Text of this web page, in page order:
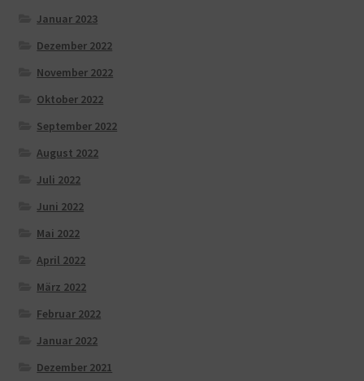
Januar 2023
Dezember 2022
November 2022
Oktober 2022
September 2022
August 2022
Juli 2022
Juni 2022
Mai 2022
April 2022
März 2022
Februar 2022
Januar 2022
Dezember 2021